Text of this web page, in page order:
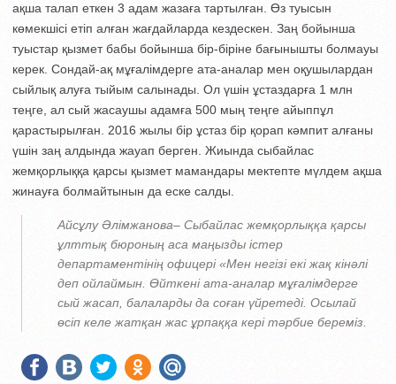
ақша талап еткен 3 адам жазаға тартылған. Өз туысын
көмекшісі етіп алған жағдайларда кездескен. Заң бойынша
туыстар қызмет бабы бойынша бір-біріне бағынышты болмауы
керек. Сондай-ақ мұғалімдерге ата-аналар мен оқушылардан
сыйлық алуға тыйым салынады. Ол үшін ұстаздарға 1 млн
теңге, ал сый жасаушы адамға 500 мың теңге айыппұл
қарастырылған. 2016 жылы бір ұстаз бір қорап кәмпит алғаны
үшін заң алдында жауап берген. Жиында сыбайлас
жемқорлыққа қарсы қызмет мамандары мектепте мүлдем ақша
жинауға болмайтынын да еске салды.
Айсұлу Әлімжанова– Сыбайлас жемқорлыққа қарсы
ұлттық бюроның аса маңызды істер
департаментінің офицері «Мен негізі екі жақ кінәлі
деп ойлаймын. Өйткені ата-аналар мұғалімдерге
сый жасап, балаларды да соған үйретеді. Осылай
өсіп келе жатқан жас ұрпаққа кері тәрбие береміз.